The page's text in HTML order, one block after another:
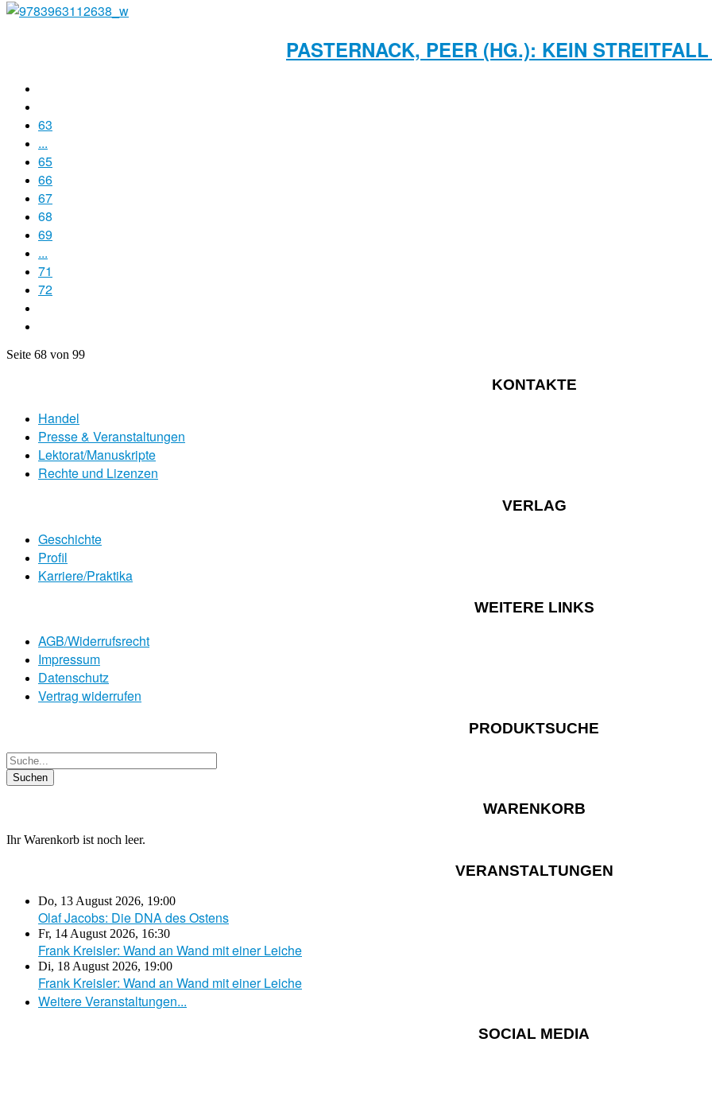
PASTERNACK, PEER (HG.): KEIN
63
...
65
66
67
68
69
...
71
72
Seite 68 von 99
KONTAKTE
Handel
Presse & Veranstaltungen
Lektorat/Manuskripte
Rechte und Lizenzen
VERLAG
Geschichte
Profil
Karriere/Praktika
WEITERE LINKS
AGB/Widerrufsrecht
Impressum
Datenschutz
Vertrag widerrufen
PRODUKTSUCHE
WARENKORB
Ihr Warenkorb ist noch leer.
VERANSTALTUNGEN
Do, 13 August 2026, 19:00
Olaf Jacobs: Die DNA des Ostens
Fr, 14 August 2026, 16:30
Frank Kreisler: Wand an Wand mit einer Leiche
Di, 18 August 2026, 19:00
Frank Kreisler: Wand an Wand mit einer Leiche
Weitere Veranstaltungen...
SOCIAL MEDIA